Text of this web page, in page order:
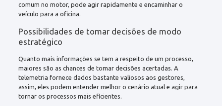
comum no motor, pode agir rapidamente e encaminhar o
veículo para a oficina.
Possibilidades de tomar decisões de modo
estratégico
Quanto mais informações se tem a respeito de um processo,
maiores são as chances de tomar decisões acertadas. A
telemetria fornece dados bastante valiosos aos gestores,
assim, eles podem entender melhor o cenário atual e agir para
tornar os processos mais eficientes.